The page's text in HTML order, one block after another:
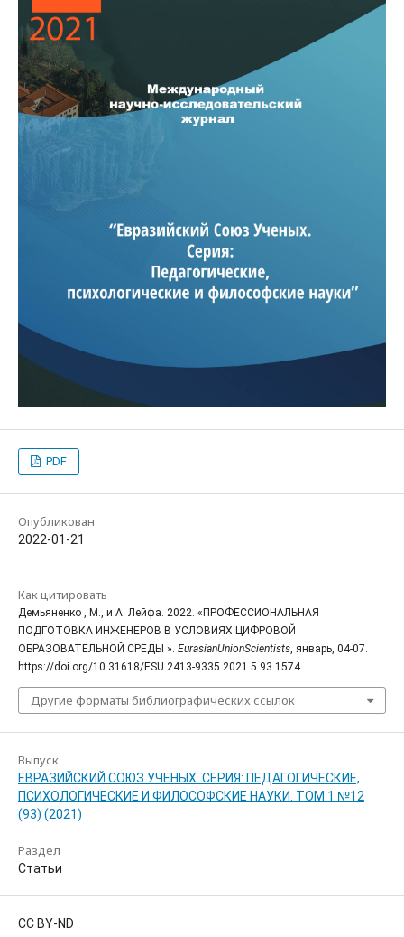
PDF
Опубликован
2022-01-21
Как цитировать
Демьяненко , М., и А. Лейфа. 2022. «ПРОФЕССИОНАЛЬНАЯ
ПОДГОТОВКА ИНЖЕНЕРОВ В УСЛОВИЯХ ЦИФРОВОЙ
ОБРАЗОВАТЕЛЬНОЙ СРЕДЫ ». EurasianUnionScientists, январь, 04-07.
https://doi.org/10.31618/ESU.2413-9335.2021.5.93.1574.
Другие форматы библиографических ссылок
Выпуск
ЕВРАЗИЙСКИЙ СОЮЗ УЧЕНЫХ. СЕРИЯ: ПЕДАГОГИЧЕСКИЕ,
ПСИХОЛОГИЧЕСКИЕ И ФИЛОСОФСКИЕ НАУКИ. ТОМ 1 №12
(93) (2021)
Раздел
Статьи
CC BY-ND